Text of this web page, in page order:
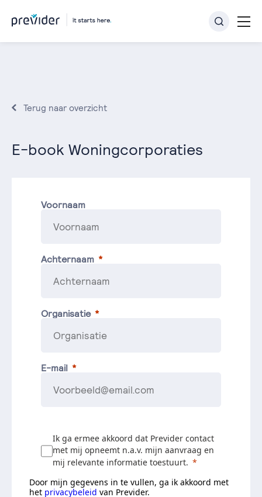
Terug naar overzicht
E-book Woningcorporaties
Voornaam
Achternaam
Organisatie
E-mail
Ik ga ermee akkoord dat Previder contact
met mij opneemt n.a.v. mijn aanvraag en
mij relevante informatie toestuurt.
Door mijn gegevens in te vullen, ga ik akkoord met
het privacybeleid van Previder.